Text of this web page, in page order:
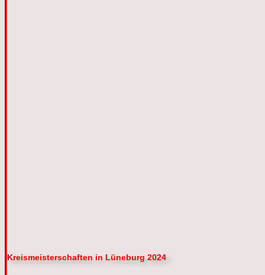
Kreismeisterschaften in Lüneburg 2024